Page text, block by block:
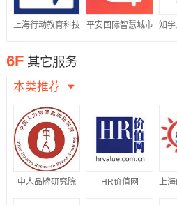
上海行动教育科技 平安国际智慧城市 知
6F 其它服务
本类推荐
中人品牌研究院 HR价值网 上